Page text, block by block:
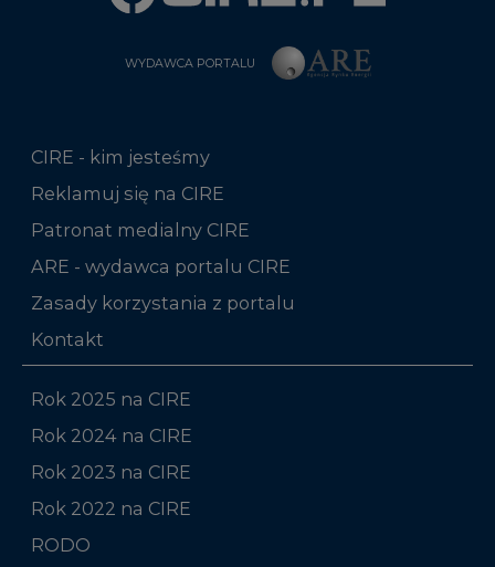
WYDAWCA PORTALU
CIRE - kim jesteśmy
Reklamuj się na CIRE
Patronat medialny CIRE
ARE - wydawca portalu CIRE
Zasady korzystania z portalu
Kontakt
Rok 2025 na CIRE
Rok 2024 na CIRE
Rok 2023 na CIRE
Rok 2022 na CIRE
RODO